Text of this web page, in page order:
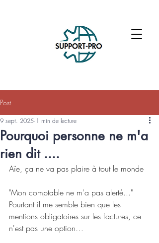
Post
Pourquoi personne ne m'a
rien dit ....
9 sept. 2025 1 min de lecture
Aïe, ça ne va pas plaire à tout le monde
"Mon comptable ne m'a pas alerté..."
Pourtant il me semble bien que les
mentions obligatoires sur les factures, ce
n'est pas une option…